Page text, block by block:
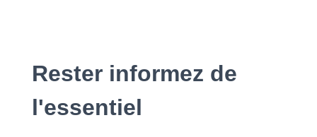
Rester informez de
l'essentiel